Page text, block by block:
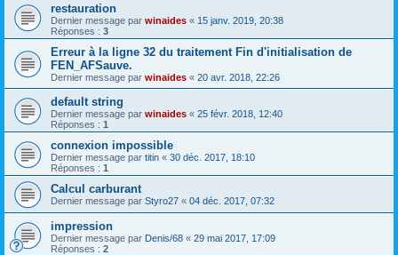
restauration
Dernier message par winaides « 15 janv. 2019, 20:38
Réponses : 3
Erreur à la ligne 32 du traitement Fin d'initialisation de
FEN_AFSauve.
Dernier message par winaides « 20 avr. 2018, 22:26
default string
Dernier message par winaides « 25 févr. 2018, 12:40
Réponses : 1
connexion impossible
Dernier message par titin « 30 déc. 2017, 18:10
Réponses : 1
Calcul carburant
Dernier message par Styro27 « 04 déc. 2017, 07:32
impression
Dernier message par Denis/68 « 29 mai 2017, 17:09
Réponses : 2